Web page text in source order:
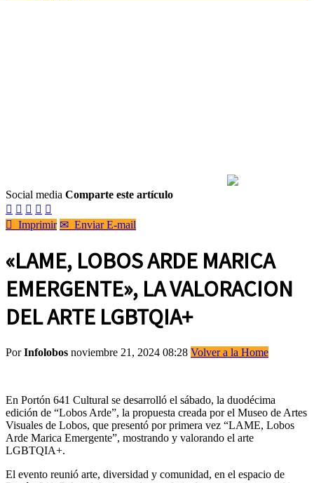
Social media Comparte este artículo
    
 Imprimir ✉ Enviar E-mail
«LAME, LOBOS ARDE MARICA
EMERGENTE», LA VALORACION
DEL ARTE LGBTQIA+
PorInfolobos noviembre 21, 2024 08:28 Volver a la Home
En Portón 641 Cultural se desarrolló el sábado, la duodécima
edición de “Lobos Arde”, la propuesta creada por el Museo de Artes
Visuales de Lobos, que presentó por primera vez “LAME, Lobos
Arde Marica Emergente”, mostrando y valorando el arte
LGBTQIA+.
El evento reunió arte, diversidad y comunidad, en el espacio de